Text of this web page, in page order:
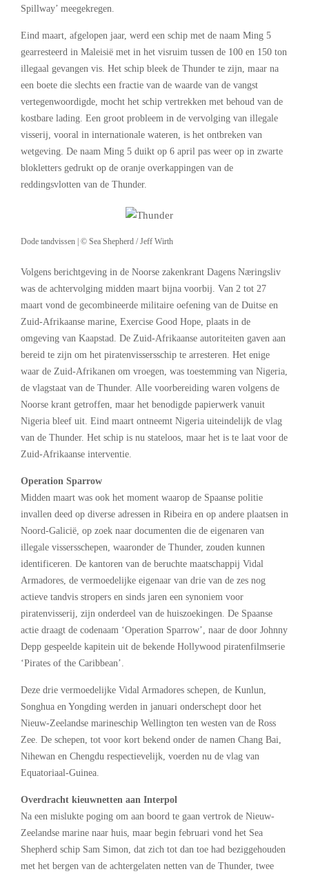
Spillway’ meegekregen.
Eind maart, afgelopen jaar, werd een schip met de naam Ming 5
gearresteerd in Maleisië met in het visruim tussen de 100 en 150 ton
illegaal gevangen vis. Het schip bleek de Thunder te zijn, maar na
een boete die slechts een fractie van de waarde van de vangst
vertegenwoordigde, mocht het schip vertrekken met behoud van de
kostbare lading. Een groot probleem in de vervolging van illegale
visserij, vooral in internationale wateren, is het ontbreken van
wetgeving. De naam Ming 5 duikt op 6 april pas weer op in zwarte
blokletters gedrukt op de oranje overkappingen van de
reddingsvlotten van de Thunder.
Dode tandvissen | © Sea Shepherd / Jeff Wirth
Volgens berichtgeving in de Noorse zakenkrant Dagens Næringsliv
was de achtervolging midden maart bijna voorbij. Van 2 tot 27
maart vond de gecombineerde militaire oefening van de Duitse en
Zuid-Afrikaanse marine, Exercise Good Hope, plaats in de
omgeving van Kaapstad. De Zuid-Afrikaanse autoriteiten gaven aan
bereid te zijn om het piratenvissersschip te arresteren. Het enige
waar de Zuid-Afrikanen om vroegen, was toestemming van Nigeria,
de vlagstaat van de Thunder. Alle voorbereiding waren volgens de
Noorse krant getroffen, maar het benodigde papierwerk vanuit
Nigeria bleef uit. Eind maart ontneemt Nigeria uiteindelijk de vlag
van de Thunder. Het schip is nu stateloos, maar het is te laat voor de
Zuid-Afrikaanse interventie.
Operation Sparrow
Midden maart was ook het moment waarop de Spaanse politie
invallen deed op diverse adressen in Ribeira en op andere plaatsen in
Noord-Galicië, op zoek naar documenten die de eigenaren van
illegale vissersschepen, waaronder de Thunder, zouden kunnen
identificeren. De kantoren van de beruchte maatschappij Vidal
Armadores, de vermoedelijke eigenaar van drie van de zes nog
actieve tandvis stropers en sinds jaren een synoniem voor
piratenvisserij, zijn onderdeel van de huiszoekingen. De Spaanse
actie draagt de codenaam ‘Operation Sparrow’, naar de door Johnny
Depp gespeelde kapitein uit de bekende Hollywood piratenfilmserie
‘Pirates of the Caribbean’.
Deze drie vermoedelijke Vidal Armadores schepen, de Kunlun,
Songhua en Yongding werden in januari onderschept door het
Nieuw-Zeelandse marineschip Wellington ten westen van de Ross
Zee. De schepen, tot voor kort bekend onder de namen Chang Bai,
Nihewan en Chengdu respectievelijk, voerden nu de vlag van
Equatoriaal-Guinea.
Overdracht kieuwnetten aan Interpol
Na een mislukte poging om aan boord te gaan vertrok de Nieuw-
Zeelandse marine naar huis, maar begin februari vond het Sea
Shepherd schip Sam Simon, dat zich tot dan toe had beziggehouden
met het bergen van de achtergelaten netten van de Thunder, twee